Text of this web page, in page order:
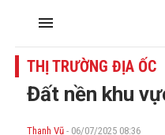
THỊ TRƯỜNG ĐỊA ỐC
Đất nền khu
Thanh Vũ- 06/07/2025 08:36